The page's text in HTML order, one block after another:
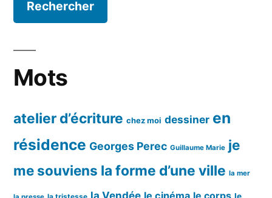
Mots
atelier d’écriture chez moi dessiner en
résidence Georges Perec Guillaume Marie je
me souviens la forme d’une ville la mer